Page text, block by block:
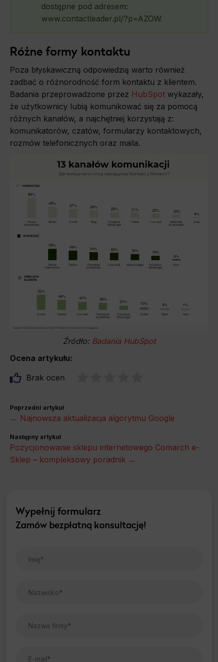
Wypełnij formularz
Zamów bezpłatną konsultację!
dostępne pod adresem:
www.contactleader.pl/?p=AZOW.
Różne formy kontaktu
Poza błyskawiczną odpowiedzią warto również
zadbać o różnorodność form kontaktu z klientem.
Badania przeprowadzone przez HubSpot wykazały,
że użytkownicy lubią komunikować się za pomocą
różnych kanałów, a najchętniej korzystają z:
komunikatorów, czatów, formularzy kontaktowych,
rozmów telefonicznych oraz maila.
Źródło: Badania HubSpot
Ocena artykułu:
Brak ocen
Poprzedni artykuł
← Najnowsza aktualizacja algorytmu Google
Następny artykuł
Pozycjonowanie sklepu internetowego Comarch e-
Sklep – kompleksowy poradnik →